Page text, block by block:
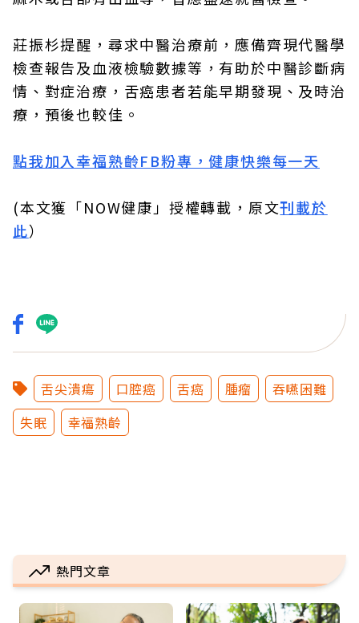
莊振杉提醒，尋求中醫治療前，應備齊現代醫學
檢查報告及血液檢驗數據等，有助於中醫診斷病
情、對症治療，舌癌患者若能早期發現、及時治
療，預後也較佳。
點我加入幸福熟齡FB粉專，健康快樂每一天
(本文獲「NOW健康」授權轉載，原文刊載於
此）
舌尖潰瘍 口腔癌 舌癌 腫瘤
吞嚥困難
失眠
幸福熟齡
熱門文章